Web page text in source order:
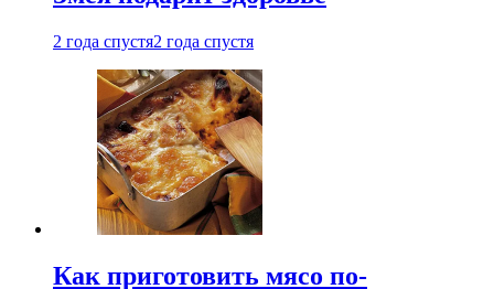
2 года спустя2 года спустя
Как приготовить мясо по-